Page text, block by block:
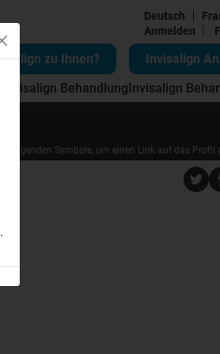
Deutsch
Anmelden
zu Ihnen?
Invisalign
Invisalign BehandlungInvisalign
folgenden Symbole, um einen Link auf das Profil